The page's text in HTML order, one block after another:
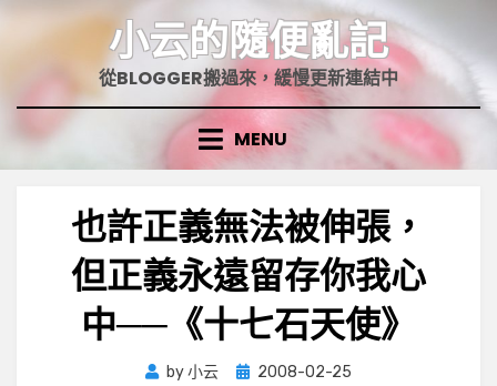
小云的隨便亂記
從BLOGGER搬過來，緩慢更新連結中
MENU
也許正義無法被伸張，
但正義永遠留存你我心
中──《十七石天使》
by小云
Posted
2008-02-25